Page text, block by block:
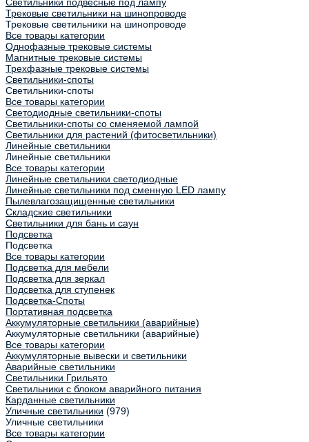
Светильники подвесные под лампу
Трековые светильники на шинопроводе
Трековые светильники на шинопроводе
Все товары категории
Однофазные трековые системы
Магнитные трековые системы
Трехфазные трековые системы
Светильники-споты
Светильники-споты
Все товары категории
Светодиодные светильники-споты
Светильники-споты со сменяемой лампой
Светильники для растений (фитосветильники)
Линейные светильники
Линейные светильники
Все товары категории
Линейные светильники светодиодные
Линейные светильники под сменную LED лампу
Пылевлагозащищенные светильники
Складские светильники
Светильники для бань и саун
Подсветка
Подсветка
Все товары категории
Подсветка для мебели
Подсветка для зеркал
Подсветка для ступенек
Подсветка-Споты
Портативная подсветка
Аккумуляторные светильники (аварийные)
Аккумуляторные светильники (аварийные)
Все товары категории
Аккумуляторные вывески и светильники
Аварийные светильники
Светильники Грильято
Светильники с блоком аварийного питания
Карданные светильники
Уличные светильники (979)
Уличные светильники
Все товары категории